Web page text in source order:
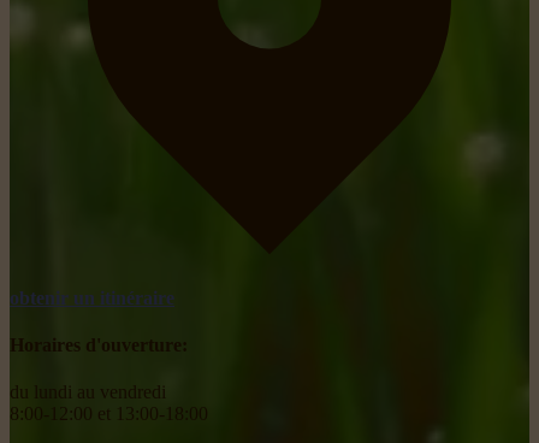
obtenir un itinéraire
Horaires d'ouverture:
du lundi au vendredi
8:00-12:00 et 13:00-18:00